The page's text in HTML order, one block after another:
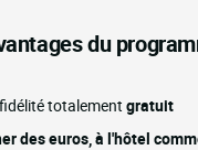
du
totalement gratuit
des euros, à l'hôtel